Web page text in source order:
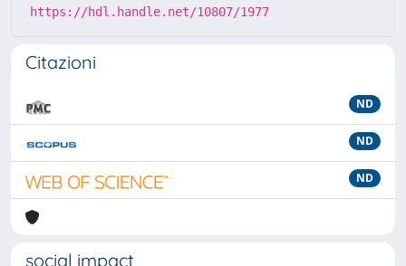
https://hdl.handle.net/10807/1977
Citazioni
ND
ND
ND
social impact